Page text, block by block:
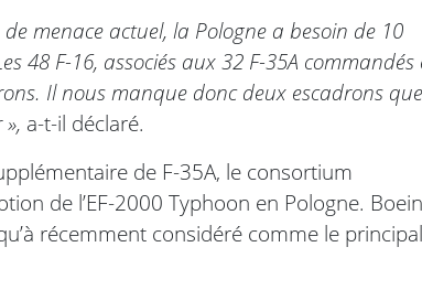
menace actuel, la Pologne a besoin de 10
48 F-16, associés aux 32 F-35A commandés
Il nous manque donc deux escadrons que
a-t-il déclaré.
de F-35A, le consortium
de l’EF-2000 Typhoon en Pologne.
récemment considéré comme le principal